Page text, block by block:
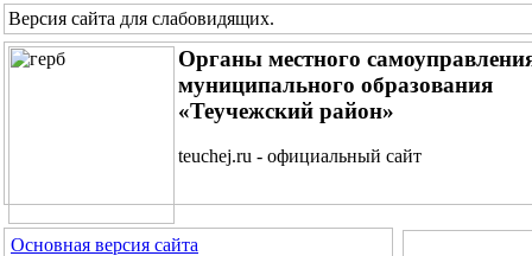
Версия сайта для слабовидящих.
Органы местного
муниципального образования
«Теучежский район»
teuchej.ru - официальный сайт
Основная версия сайта